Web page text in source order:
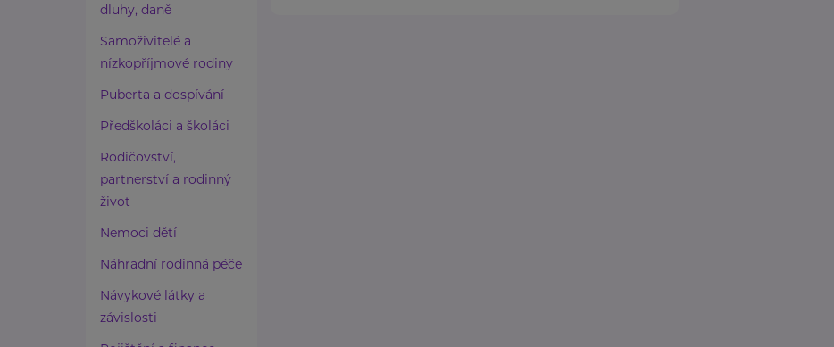
dluhy, daně
Samoživitelé a
nízkopříjmové rodiny
Puberta a dospívání
Předškoláci a školáci
Rodičovství,
partnerství a rodinný
život
Nemoci dětí
Náhradní rodinná péče
Návykové látky a
závislosti